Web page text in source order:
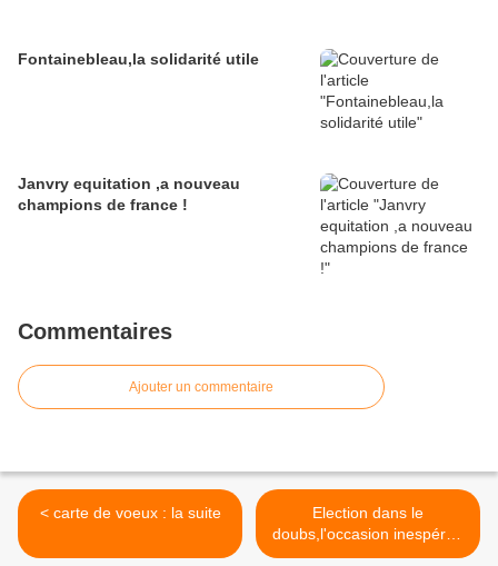
Fontainebleau,la solidarité utile
Janvry equitation ,a nouveau
champions de france !
Commentaires
Ajouter un commentaire
< carte de voeux : la suite
Election dans le
doubs,l'occasion inespérée
>